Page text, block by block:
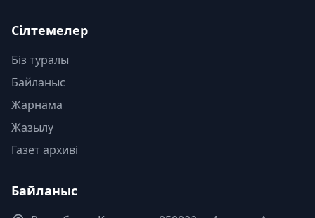
Сілтемелер
Біз туралы
Байланыс
Жарнама
Жазылу
Газет архиві
Байланыс